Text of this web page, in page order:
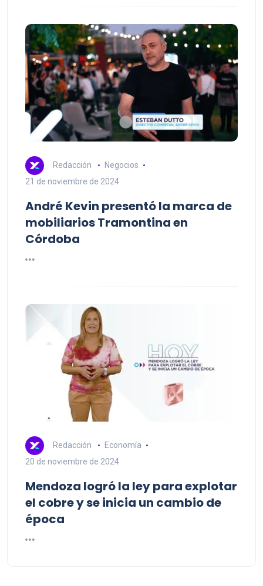
Redacción
Negocios
21 de noviembre de 2024
André Kevin presentó la marca de
mobiliarios Tramontina en
Córdoba
Redacción
Economía
20 de noviembre de 2024
Mendoza logró la ley para explotar
el cobre y se inicia un cambio de
época